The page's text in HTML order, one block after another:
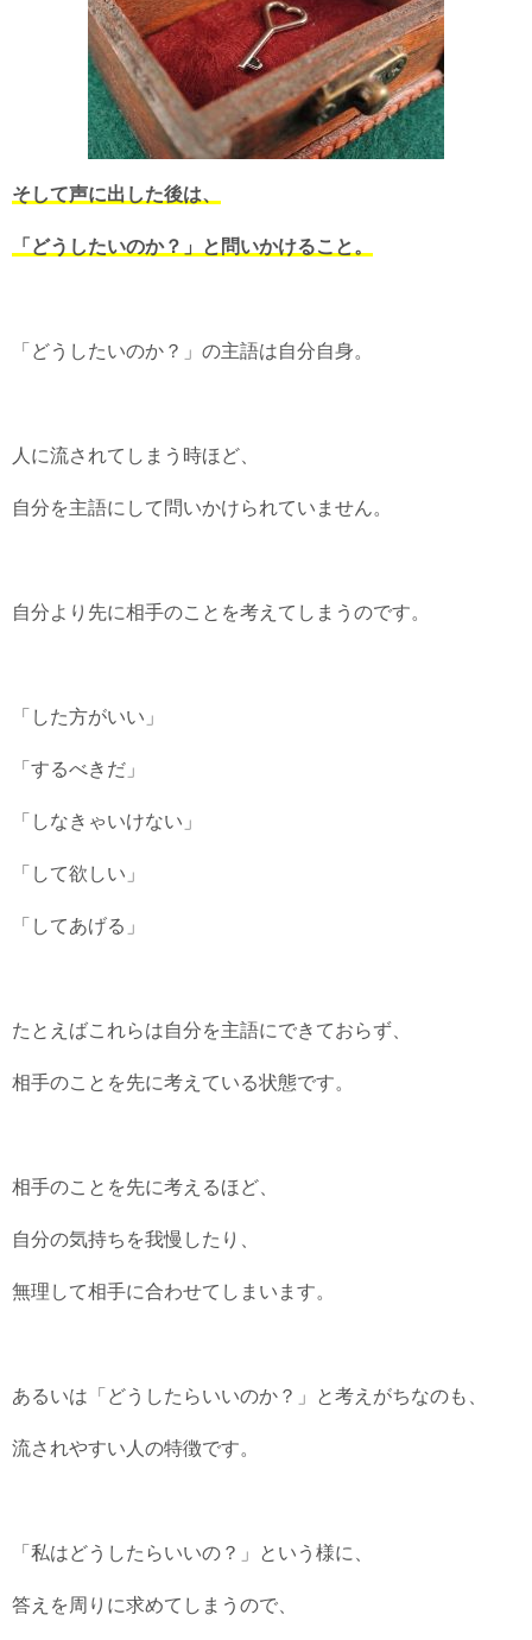
そして声に出した後は、
「どうしたいのか？」と問いかけること。
「どうしたいのか？」の主語は自分自身。
人に流されてしまう時ほど、
自分を主語にして問いかけられていません。
自分より先に相手のことを考えてしまうのです。
「した方がいい」
「するべきだ」
「しなきゃいけない」
「して欲しい」
「してあげる」
たとえばこれらは自分を主語にできておらず、
相手のことを先に考えている状態です。
相手のことを先に考えるほど、
自分の気持ちを我慢したり、
無理して相手に合わせてしまいます。
あるいは「どうしたらいいのか？」と考えがちなのも、
流されやすい人の特徴です。
「私はどうしたらいいの？」という様に、
答えを周りに求めてしまうので、